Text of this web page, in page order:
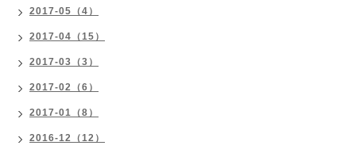
2017-05（4）
2017-04（15）
2017-03（3）
2017-02（6）
2017-01（8）
2016-12（12）